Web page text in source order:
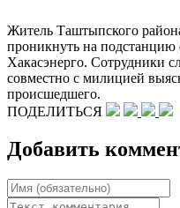
Житель Таштыпского
проникнуть на
Хакасэнерго. Сотрудники
совместно с милицией
происшедшего.
ПОДЕЛИТЬСЯ
Добавить